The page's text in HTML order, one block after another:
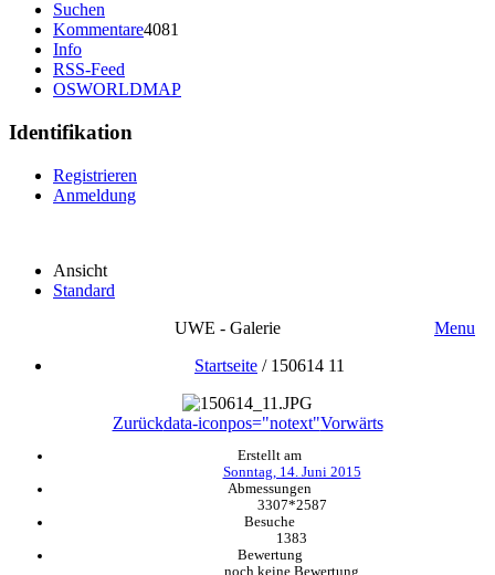
Suchen
Kommentare4081
Info
RSS-Feed
OSWORLDMAP
Identifikation
Registrieren
Anmeldung
Ansicht
Standard
UWE - Galerie
Menu
Startseite / 150614 11
Zurückdata-iconpos="notext"Vorwärts
Erstellt am
Sonntag, 14. Juni 2015
Abmessungen
3307*2587
Besuche
1383
Bewertung
noch keine Bewertung